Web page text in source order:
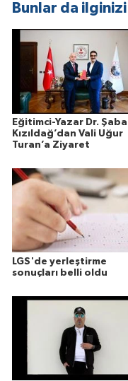
Bunlar da
Eğitimci-Yazar Dr.
Kızıldağ’dan Vali Uğur
Turan’a Ziyaret
LGS'de yerleştirme
sonuçları belli oldu